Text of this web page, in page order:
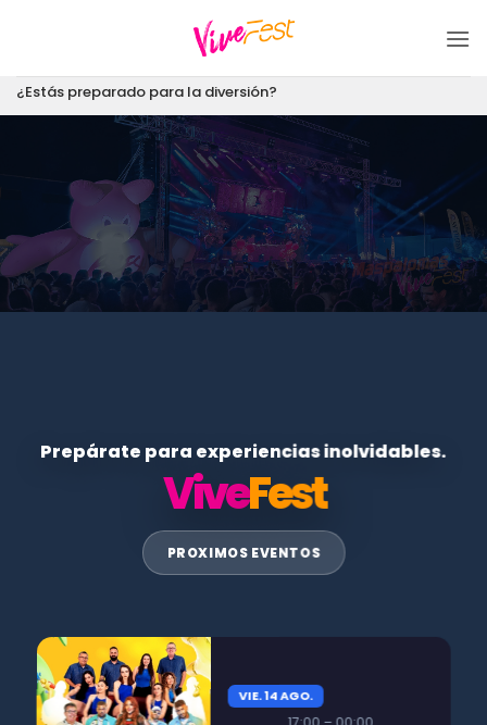
¿Estás preparado para la diversión?
Prepárate para experiencias inolvidables.
ViveFest
PROXIMOS EVENTOS
VIE. 14 AGO.